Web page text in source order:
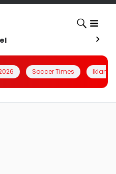
Soccer Times Iklanin